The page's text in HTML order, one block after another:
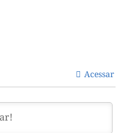
Acessar